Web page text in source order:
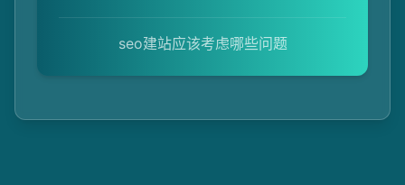
确保网站内部链接的一致性，避免搜索引擎
收录重复的页面，影响网站的排名。4、框架
框架（iframe）和JS里面，因为这些内容可
seo建站应该考虑哪些问题